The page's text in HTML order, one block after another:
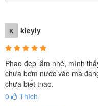
K kieyly
Phao đẹp lắm nhé, mình
chưa bơm nước vào mà
chưa biết tnao.
0
Thích